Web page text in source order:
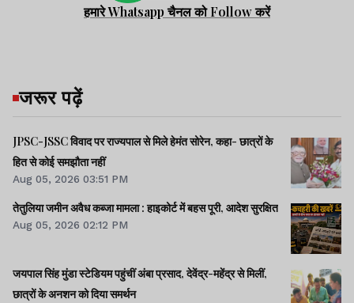
हमारे Whatsapp चैनल को Follow करें
जरूर पढ़ें
JPSC-JSSC विवाद पर राज्यपाल से मिले हेमंत सोरेन, कहा- छात्रों के
हित से कोई समझौता नहीं
Aug 05, 2026 03:51 PM
तेतुलिया जमीन अवैध कब्जा मामला : हाइकोर्ट में बहस पूरी, आदेश सुरक्षित
Aug 05, 2026 02:12 PM
जयपाल सिंह मुंडा स्टेडियम पहुंचीं अंबा प्रसाद, देवेंद्र-महेंद्र से मिलीं,
छात्रों के अनशन को दिया समर्थन